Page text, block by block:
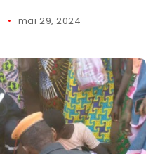
mai 29, 2024